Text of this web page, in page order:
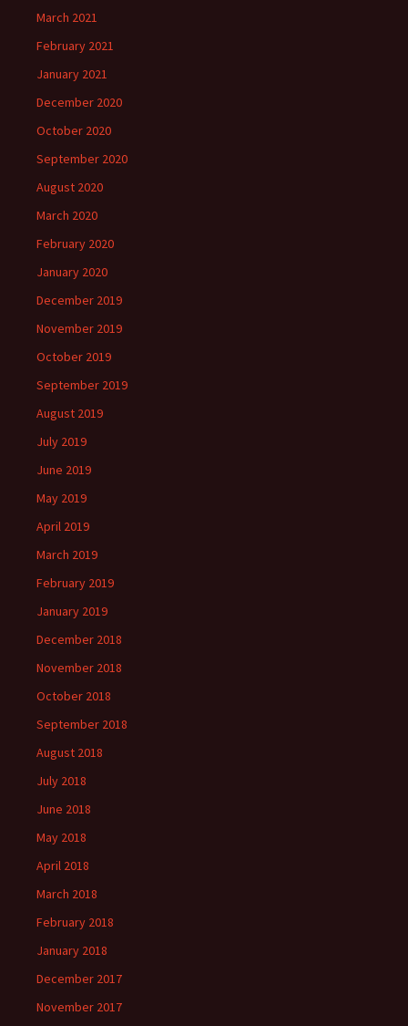
March 2021
February 2021
January 2021
December 2020
October 2020
September 2020
August 2020
March 2020
February 2020
January 2020
December 2019
November 2019
October 2019
September 2019
August 2019
July 2019
June 2019
May 2019
April 2019
March 2019
February 2019
January 2019
December 2018
November 2018
October 2018
September 2018
August 2018
July 2018
June 2018
May 2018
April 2018
March 2018
February 2018
January 2018
December 2017
November 2017